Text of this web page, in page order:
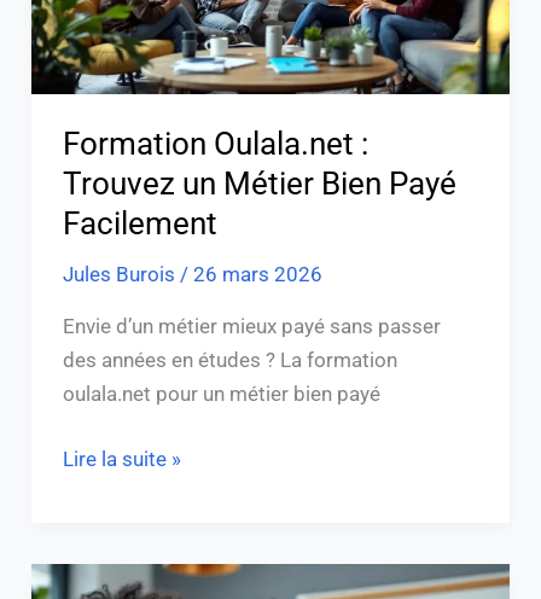
Formation Oulala.net :
Trouvez un Métier Bien Payé
Facilement
Jules Burois / 26 mars 2026
Envie d’un métier mieux payé sans passer
des années en études ? La formation
oulala.net pour un métier bien payé
Payé
Facilement
Lire la suite »
Devenir